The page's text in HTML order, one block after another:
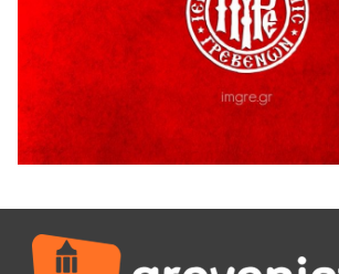
5 Αυγούστου 2026
Η Marseaux στα Γρεβενά για μια μοναδική
Θερινό Σινεμά στο πλαίσιο του
Καλοκαιριού 2026» με την βραβευμένη
Ανάσες».
εξοπλισμού γυμναστηρίου
5 Αυγούστου 2026